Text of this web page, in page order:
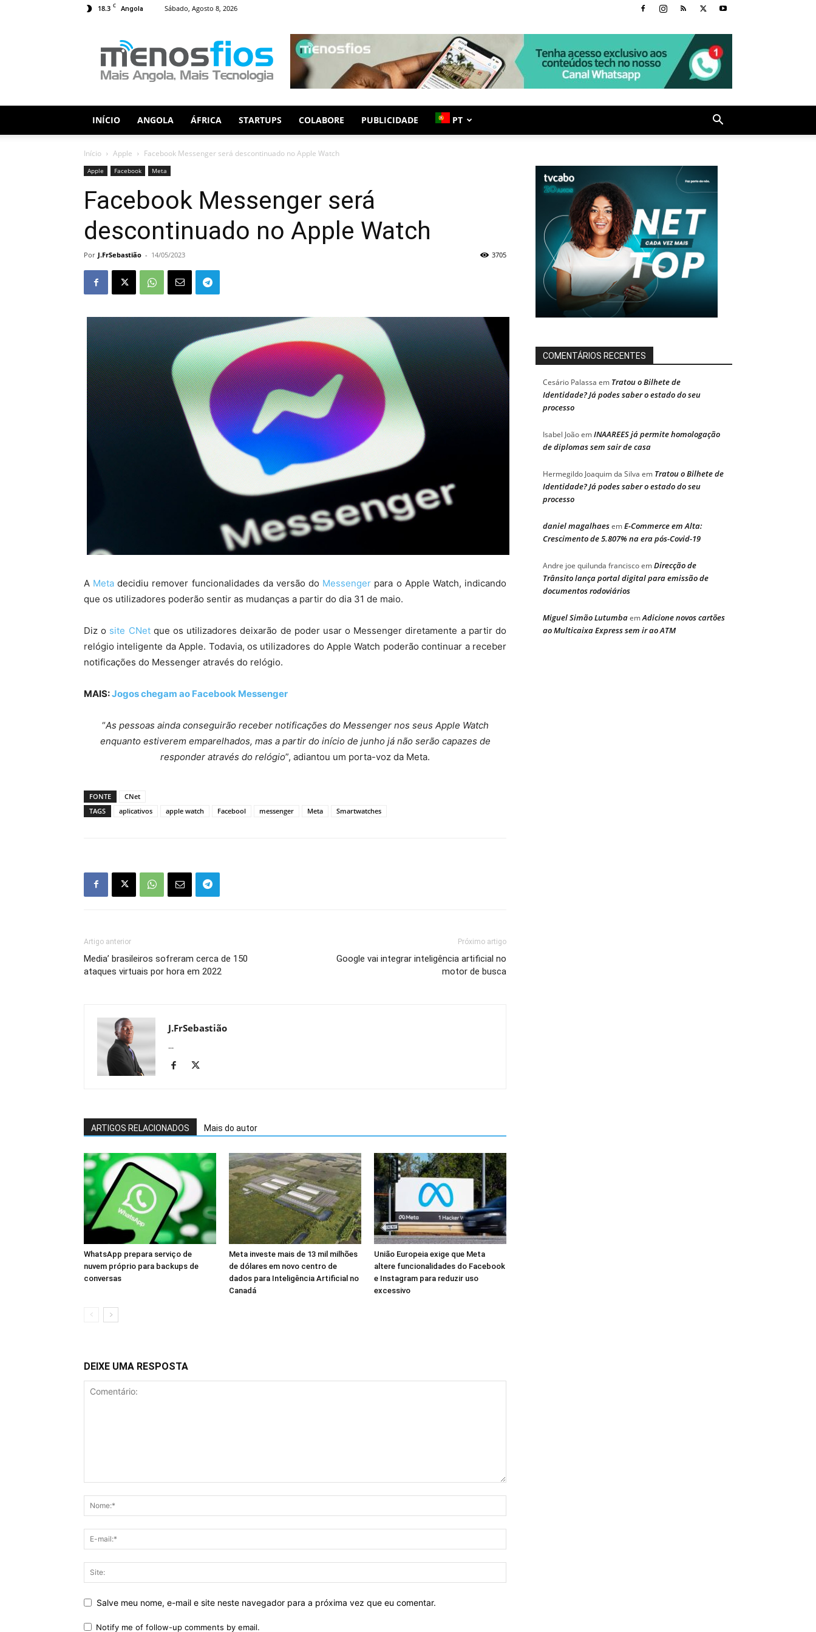
18.3 C Angola Sábado, Agosto 8, 2026
Fios
INÍCIO ANGOLA ÁFRICA STARTUPS COLABORE PUBLICIDADE PT
Início Apple Facebook Messenger será descontinuado no Apple Watch
Apple Facebook Meta
Facebook Messenger será
descontinuado no Apple Watch
Por J.FrSebastião - 14/05/2023 3705
A Meta decidiu remover funcionalidades da versão do Messenger para o Apple Watch, indicando
que os utilizadores poderão sentir as mudanças a partir do dia 31 de maio.
Diz o site CNetque os utilizadores deixarão de poder usar o Messenger diretamente a partir do
relógio inteligente da Apple. Todavia, os utilizadores do Apple Watch poderão continuar a receber
notificações do Messenger através do relógio.
MAIS:Jogos chegam ao Facebook Messenger
“As pessoas ainda conseguirão receber notificações do Messenger nos seus Apple Watch
enquanto estiverem emparelhados, mas a partir do início de junho já não serão capazes de
responder através do relógio”, adiantou um porta-voz da Meta.
FONTE
CNet
TAGS
aplicativos apple watch Facebool messenger Meta Smartwatches
Artigo anterior
Media’ brasileiros sofreram cerca de 150
ataques virtuais por hora em 2022
Próximo artigo
Google vai integrar inteligência artificial no
motor de busca
J.FrSebastião
...
ARTIGOS RELACIONADOS Mais do autor
WhatsApp prepara serviço de
nuvem próprio para backups de
conversas
Meta investe mais de 13 mil milhões
de dólares em novo centro de
dados para Inteligência Artificial no
Canadá
União Europeia exige que Meta
altere funcionalidades do Facebook
e Instagram para reduzir uso
excessivo
DEIXE UMA RESPOSTA
Salve meu nome, e-mail e site neste navegador para a próxima vez que eu comentar.
Notify me of follow-up comments by email.
COMENTÁRIOS RECENTES
Cesário Palassa em Tratou o Bilhete de
Identidade? Já podes saber o estado do seu
processo
Isabel JoãoemINAAREES já permite homologação
de diplomas sem sair de casa
Hermegildo Joaquim da Silva em Tratou o Bilhete de
Identidade? Já podes saber o estado do seu
processo
daniel magalhaesemE-Commerce em Alta:
Crescimento de 5.807% na era pós-Covid-19
Andre joe quilunda franciscoemDirecção de
Trânsito lança portal digital para emissão de
documentos rodoviários
Miguel Simão LutumbaemAdicione novos cartões
ao Multicaixa Express sem ir ao ATM